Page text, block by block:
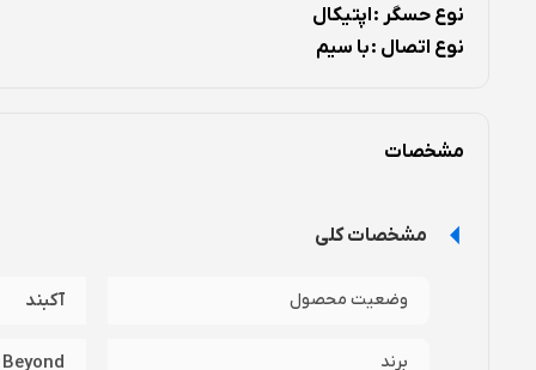
نوع حسگر :اپتیکال
نوع اتصال :با سیم
معرفی ماوس سیم دار بیاند مدل BM-1245 :
مشخصات
مشخصات کلی
وضعیت محصول آکبند
برند Beyond